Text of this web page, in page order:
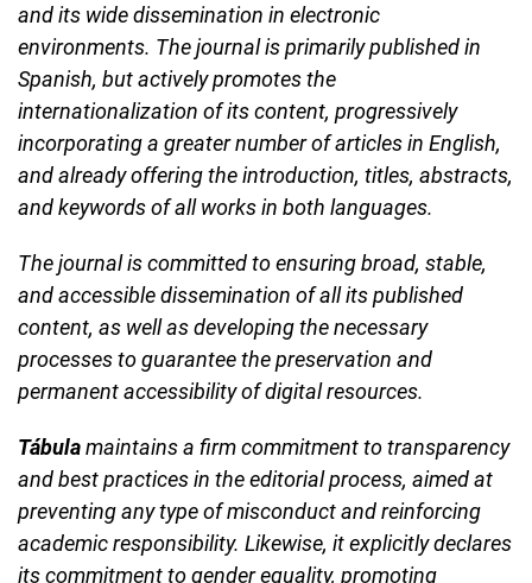
and its wide dissemination in electronic
environments. The journal is primarily published in
Spanish, but actively promotes the
internationalization of its content, progressively
incorporating a greater number of articles in English,
and already offering the introduction, titles, abstracts,
and keywords of all works in both languages.
The journal is committed to ensuring broad, stable,
and accessible dissemination of all its published
content, as well as developing the necessary
processes to guarantee the preservation and
permanent accessibility of digital resources.
Tábulamaintains a firm commitment to transparency
and best practices in the editorial process, aimed at
preventing any type of misconduct and reinforcing
academic responsibility. Likewise, it explicitly declares
its commitment to gender equality, promoting